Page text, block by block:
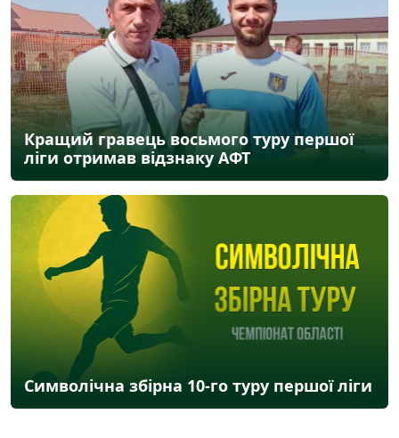
Кращий гравець восьмого туру першої
ліги отримав відзнаку АФТ
Символічна збірна 10-го туру першої ліги